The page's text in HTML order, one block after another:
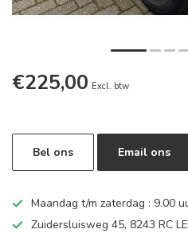
€225,00 Excl. btw
Bel ons Email ons
Maandag t/m zaterdag : 9.00
Zuidersluisweg 45, 8243 RC